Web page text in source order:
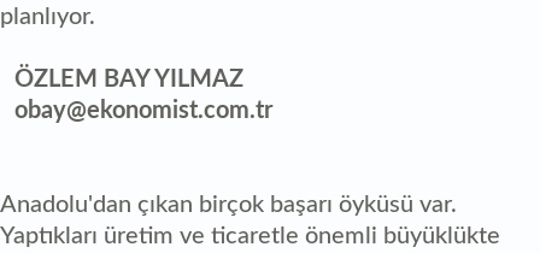
planlıyor.
ÖZLEM BAY YILMAZ
obay@ekonomist.com.tr
Anadolu'dan çıkan birçok başarı öyküsü var.
Yaptıkları üretim ve ticaretle önemli büyüklükte